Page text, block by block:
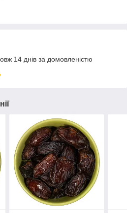
14 днів за домовленістю